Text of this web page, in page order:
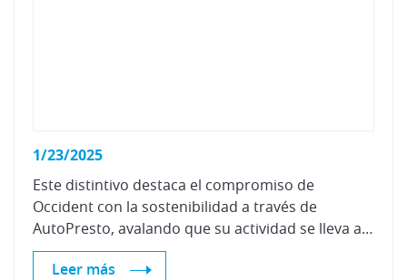
1/23/2025
Este distintivo destaca el compromiso de
Occident con la sostenibilidad a través de
AutoPresto, avalando que su actividad se lleva a cabo bajo rigurosos criterios de cuidado medioambiental, mejora continua y neutralidad climática.
Leer más